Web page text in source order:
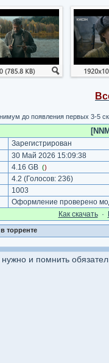
до появления первых 3-5
Зарегистрирован
30 Май 2026 15:09:38
4.16 GB ()
4.2 (Голосов: 236)
1003
Оформление проверено
Как cкачать·
торренте
и помнить